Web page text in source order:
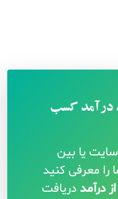
درآمد کسب
یا بین
معرفی کنید
درآمد دریافت